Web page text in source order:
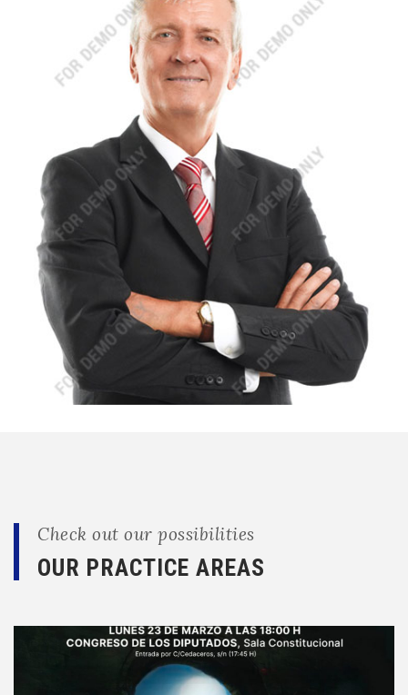
Check out our possibilities
OUR PRACTICE AREAS